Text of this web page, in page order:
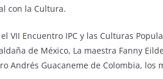
con la Cultura.
VII Encuentro IPC y las Culturas
de México, La maestra Fanny
Andrés Guacaneme de Colombia, los